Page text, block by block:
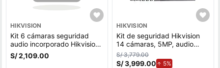
HIKVISION
Kit 6 cámaras seguridad
audio incorporado Hikvision
5mp completo P2p + disco
duro 2tb
S/ 2,109.00
HIKVISION
Kit de seguridad Hikvision
14 cámaras, 5MP, audio
incorporado, P2p + disco
duro 2tb, blanco
S/ 3,779.00
S/ 3,999.00 5%de aumento.